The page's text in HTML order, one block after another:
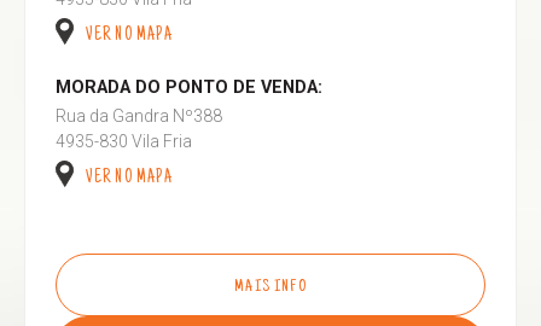
VER NO MAPA
MORADA DO PONTO DE VENDA:
Rua da Gandra Nº388
4935-830 Vila Fria
VER NO MAPA
MAIS INFO